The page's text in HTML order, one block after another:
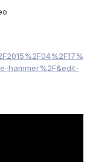
hammer%2F&edit-